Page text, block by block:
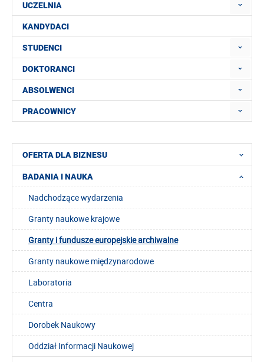
UCZELNIA
KANDYDACI
STUDENCI
DOKTORANCI
ABSOLWENCI
PRACOWNICY
OFERTA DLA BIZNESU
BADANIA I NAUKA
Nadchodzące wydarzenia
Granty naukowe krajowe
Granty i fundusze europejskie archiwalne
Granty naukowe międzynarodowe
Laboratoria
Centra
Dorobek Naukowy
Oddział Informacji Naukowej